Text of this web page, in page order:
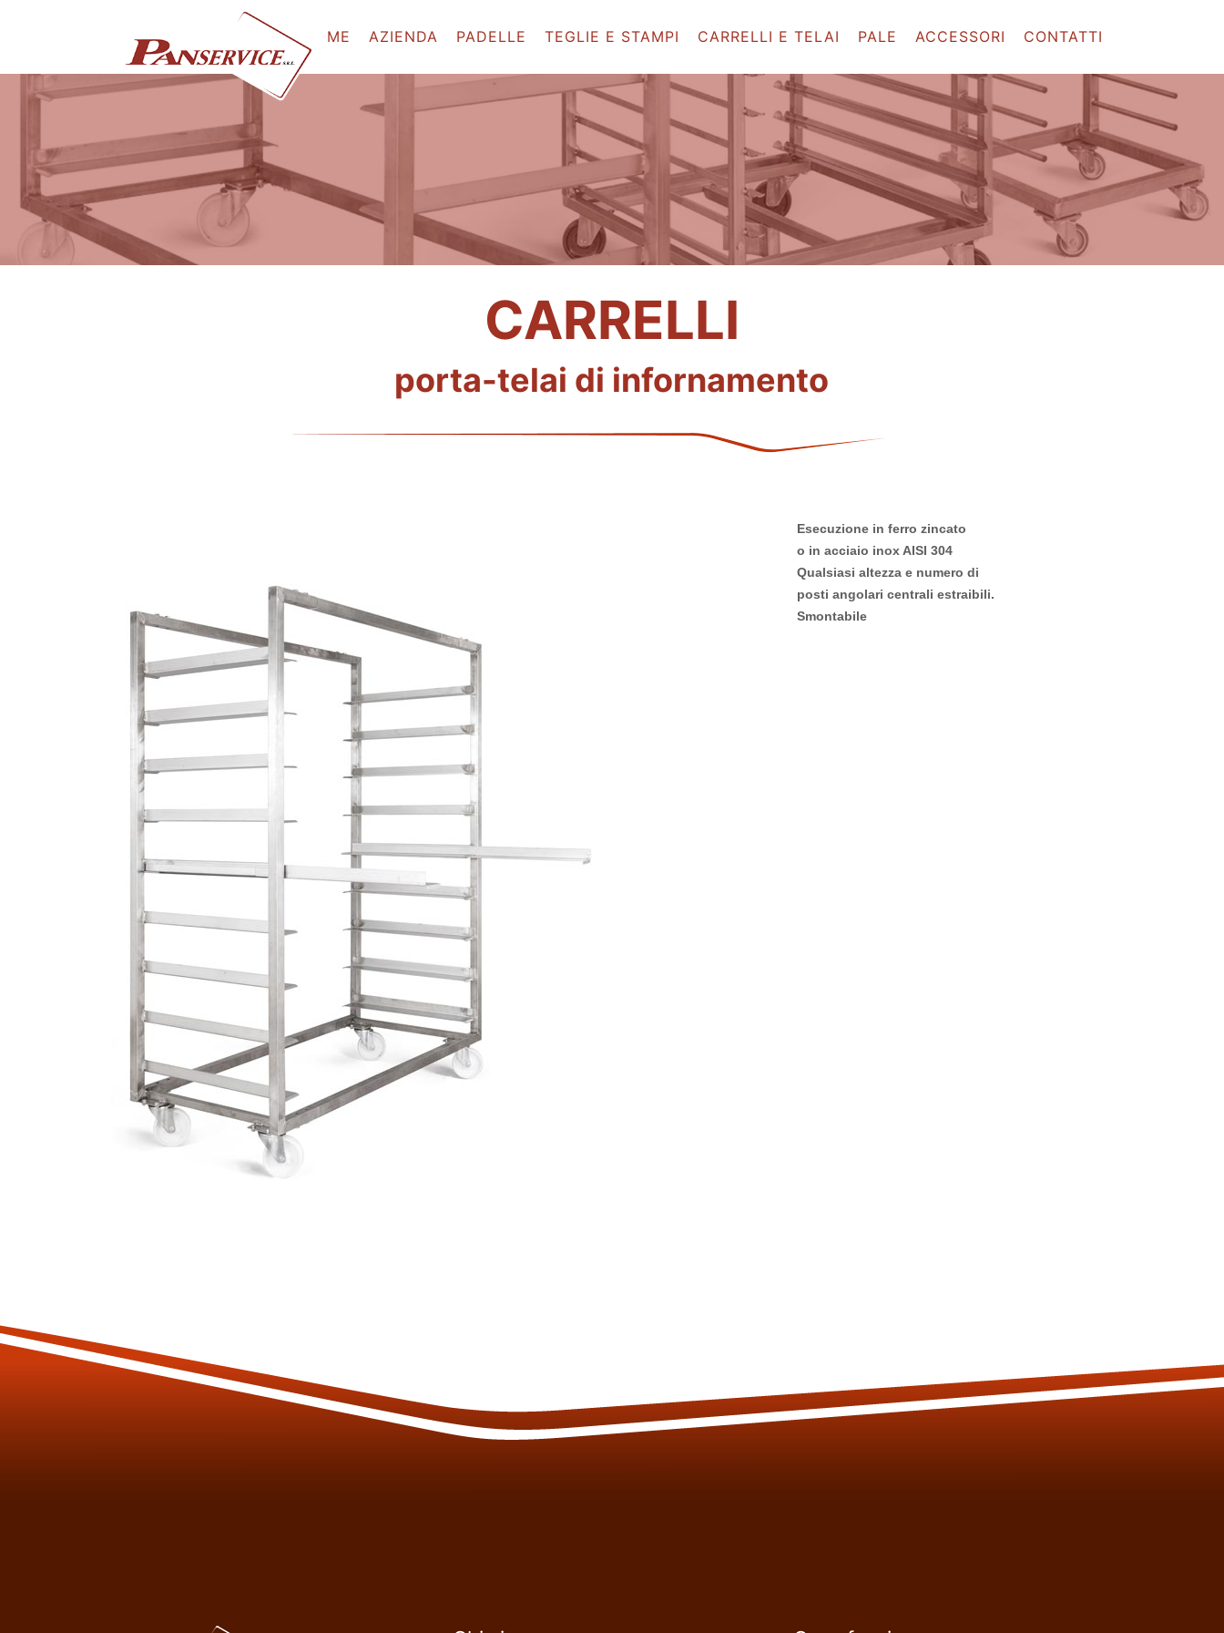
HOME AZIENDA PADELLE TEGLIE E STAMPI CARRELLI E TELAI PALE ACCESSORI CONTATTI
CARRELLI
porta-telai di infornamento
Esecuzione in ferro zincato
o in acciaio inox AISI 304
Qualsiasi altezza e numero di
posti angolari centrali estraibili.
Smontabile